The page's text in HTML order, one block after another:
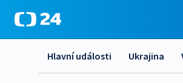
Hlavní události Ukrajina